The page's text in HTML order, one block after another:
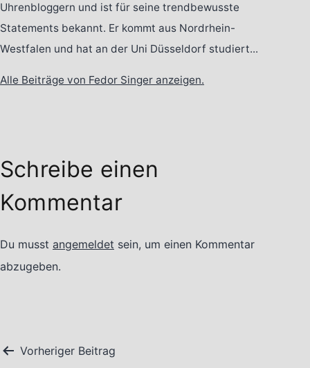
Uhrenbloggern und ist für seine trendbewusste
Statements bekannt. Er kommt aus Nordrhein-
Westfalen und hat an der Uni Düsseldorf studiert...
Alle Beiträge von Fedor Singer anzeigen.
Schreibe einen
Kommentar
Du musst angemeldet sein, um einen Kommentar
abzugeben.
Beitragsnavigation
Vorheriger Beitrag